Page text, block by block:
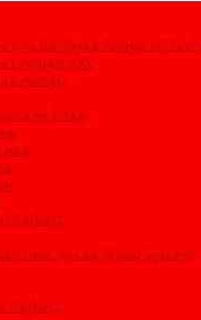
из бамбука Amigo Hi-Tech
Amigo XXL
Amigo
ёлка
Parkett
доска Wood System
Parkett